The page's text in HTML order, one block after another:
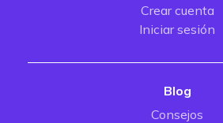
Crear cuenta
Iniciar sesión
Blog
Consejos